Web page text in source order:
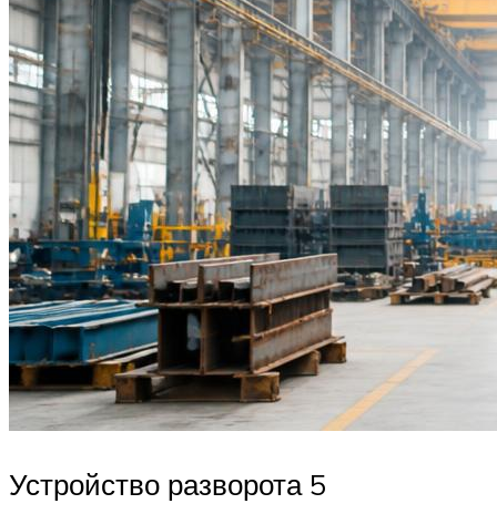
Устройство разворота 5